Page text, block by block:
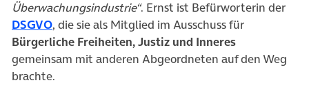
Überwachungsindustrie“. Ernst ist Befürworterin der
DSGVO(öffnet in neuem Tab)
, die sie als Mitglied im Ausschuss für
Bürgerliche Freiheiten, Justiz und Inneres
gemeinsam mit anderen Abgeordneten auf den Weg
brachte.